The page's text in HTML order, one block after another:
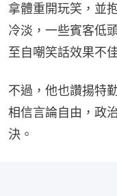
拿體重開玩笑，並
冷淡，一些賓客低
至自嘲笑話效果不
不過，他也讚揚特
相信言論自由，政
決。